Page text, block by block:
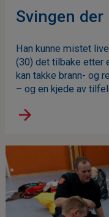
Svingen
Han kunne mistet
(30) det tilbake etter
kan takke brann- og
– og en kjede av